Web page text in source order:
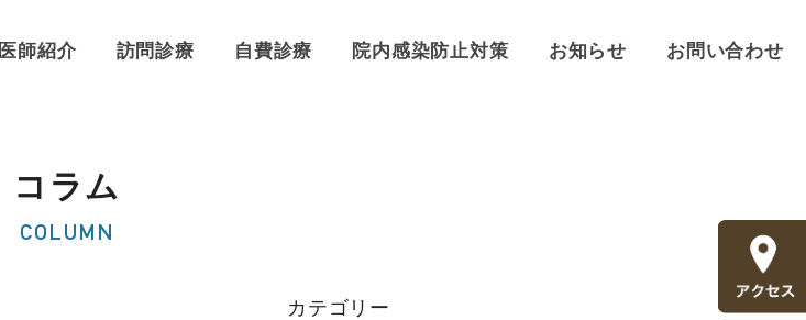
医師紹介 訪問診療 自費診療 院内感染防止対策 お知らせ お問い合わせ
コラム
COLUMN
カテゴリー